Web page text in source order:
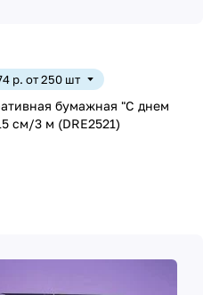
р. от 250 шт
бумажная "С днем
см/3 м (DRE2521)